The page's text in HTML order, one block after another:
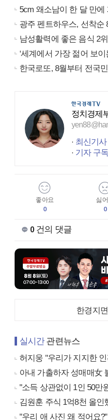
5cm 왜소남이 한 달 만에
광주 펜트하우스, 선착순
남성활력에 좋은 음식 2
‘세계에서 가장 젊어 보
한국로또, 8월부터 전국
정치경제
최신기
기자 구
좋아요
0
싫
0
0건의 댓글
한경지
실시간관련뉴스
허지웅 "우리가 지지한 인
아내 가출하자 성매매女
"소득 상관없이 1인 50
김원훈 주식 1억8천 올
"우리 애 사진 왜 적어요